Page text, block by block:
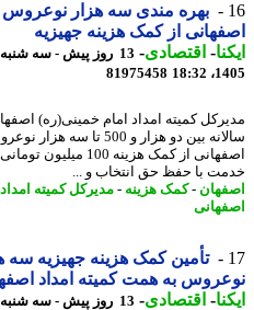
بهره مندی سه هزار نوعروس
از کمک هزینه جهیزیه
-اقتصادی-
13 روز
81975458
کمیته امداد امام خمینی(ره) اصفهان
سالانه بین دو هزار و 500 تا سه هزار نوعروس
اصفهانی از کمک هزینه 100
با حفظ حق انتخاب و ...
-کمک هزینه- مدیرکل کمیته امداد -
تأمین کمک هزینه جهیزیه سه هزار
به همت کمیته امداد اصفهان
-اقتصادی-
13 روز